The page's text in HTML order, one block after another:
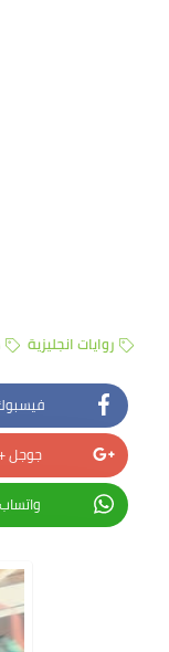
روايات انجليزية
جوجل
واتساب